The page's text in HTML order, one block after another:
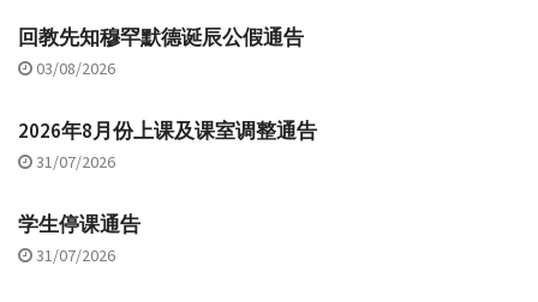
回教先知穆罕默德诞辰公假通告
03/08/2026
2026年8月份上课及课室调整通告
31/07/2026
学生停课通告
31/07/2026